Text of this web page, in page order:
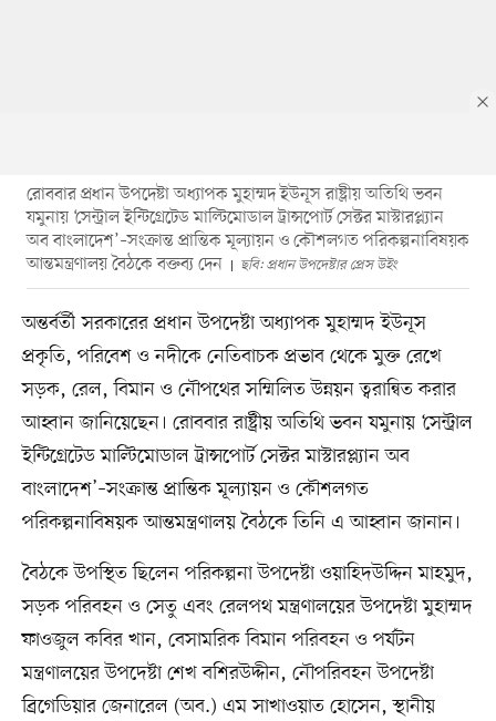
রোববার প্রধান উপদেষ্টা অধ্যাপক মুহাম্মদ ইউনূস রাষ্ট্রীয় অতিথি ভবন
যমুনায় ‘সেন্ট্রাল ইন্টিগ্রেটেড মাল্টিমোডাল ট্রান্সপোর্ট সেক্টর মাস্টারপ্ল্যান
অব বাংলাদেশ’–সংক্রান্ত প্রান্তিক মূল্যায়ন ও কৌশলগত পরিকল্পনাবিষয়ক
আন্তমন্ত্রণালয় বৈঠকে বক্তব্য দেন
ছবি: প্রধান উপদেষ্টার প্রেস উইং
অন্তর্বর্তী সরকারের প্রধান উপদেষ্টা অধ্যাপক মুহাম্মদ ইউনূস
প্রকৃতি, পরিবেশ ও নদীকে নেতিবাচক প্রভাব থেকে মুক্ত রেখে
সড়ক, রেল, বিমান ও নৌপথের সম্মিলিত উন্নয়ন ত্বরান্বিত করার
আহ্বান জানিয়েছেন। রোববার রাষ্ট্রীয় অতিথি ভবন যমুনায় ‘সেন্ট্রাল
ইন্টিগ্রেটেড মাল্টিমোডাল ট্রান্সপোর্ট সেক্টর মাস্টারপ্ল্যান অব
বাংলাদেশ’–সংক্রান্ত প্রান্তিক মূল্যায়ন ও কৌশলগত
পরিকল্পনাবিষয়ক আন্তমন্ত্রণালয় বৈঠকে তিনি এ আহ্বান জানান।
বৈঠকে উপস্থিত ছিলেন পরিকল্পনা উপদেষ্টা ওয়াহিদউদ্দিন মাহমুদ,
সড়ক পরিবহন ও সেতু এবং রেলপথ মন্ত্রণালয়ের উপদেষ্টা মুহাম্মদ
ফাওজুল কবির খান, বেসামরিক বিমান পরিবহন ও পর্যটন
মন্ত্রণালয়ের উপদেষ্টা শেখ বশিরউদ্দীন, নৌপরিবহন উপদেষ্টা
ব্রিগেডিয়ার জেনারেল (অব.) এম সাখাওয়াত হোসেন, স্থানীয়